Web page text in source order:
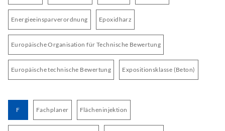
Energieeinsparverordnung Epoxidharz
Europäische Organisation für Technische Bewertung
Europäische technische Bewertung Expositionsklasse (Beton)
F Fachplaner Flächeninjektion